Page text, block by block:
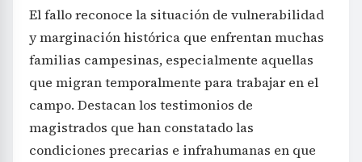
El fallo reconoce la situación de vulnerabilidad
y marginación histórica que enfrentan muchas
familias campesinas, especialmente aquellas
que migran temporalmente para trabajar en el
campo. Destacan los testimonios de
magistrados que han constatado las
condiciones precarias e infrahumanas en que